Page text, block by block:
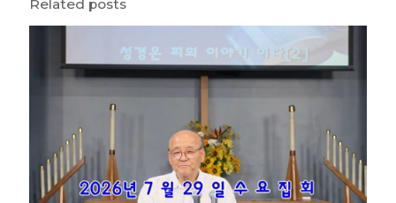
Related posts